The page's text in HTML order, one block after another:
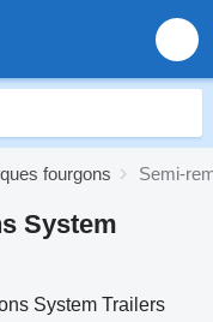
fourgons Semi-
System
System Trailers